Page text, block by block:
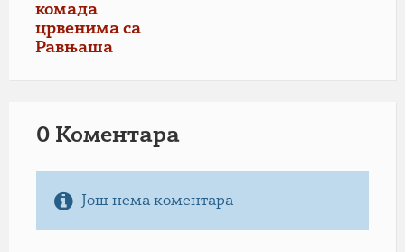
комада
црвенима са
Равњаша
0 Коментарa
Још нема коментара